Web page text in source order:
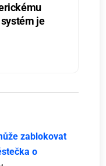
je
zablokovat
o